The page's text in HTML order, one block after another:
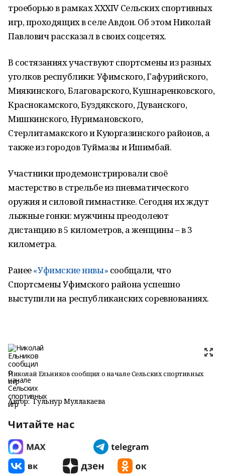
троеборью в рамках XXXIV Сельских спортивных
игр, проходящих в селе Авдон. Об этом Николай
Павлович рассказал в своих соцсетях.
В состязаниях участвуют спортсмены из разных
уголков республики: Уфимского, Гафурийского,
Миякинского, Благоварского, Кушнаренковского,
Краснокамского, Буздякского, Дуванского,
Мишкинского, Нуримановского,
Стерлитамакского и Куюргазинского районов, а
также из городов Туймазы и Ишимбай.
Участники продемонстрировали своё
мастерство в стрельбе из пневматического
оружия и силовой гимнастике. Сегодня их ждут
лыжные гонки: мужчины преодолеют
дистанцию в 5 километров, а женщины – в 3
километра.
Ранее«Уфимские нивы» сообщали, что
Спортсмены Уфимского района успешно
выступили на республиканских соревнованиях.
Николай Ельников сообщил о начале Сельских спортивных
игр
Автор: Гульнур Муллакаева
Читайте нас